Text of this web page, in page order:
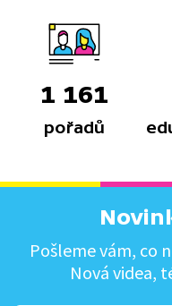
1 161
pořadů
Pošleme vám, co
Nová videa,